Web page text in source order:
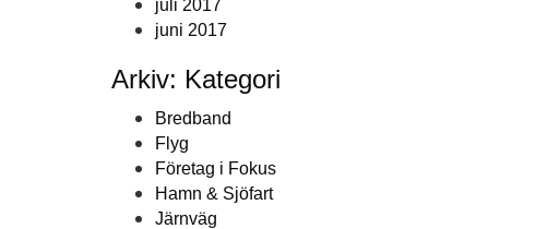
juli 2017
juni 2017
Arkiv: Kategori
Bredband
Flyg
Företag i Fokus
Hamn & Sjöfart
Järnväg